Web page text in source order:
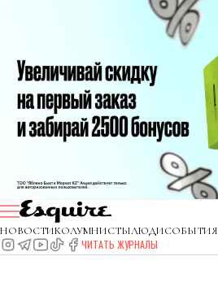
НОВОСТИКОЛУМНИСТЫЛЮДИСОБЫТИЯ
ЧИТАТЬ ЖУРНАЛЫ